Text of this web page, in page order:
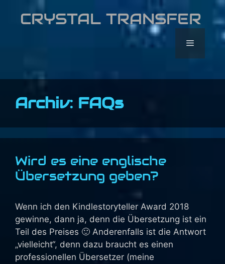
InhaltCRYSTAL TRANSFER
Archiv: FAQs
Wird es eine englische
Übersetzung geben?
Wenn ich den Kindlestoryteller Award 2018
gewinne, dann ja, denn die Übersetzung ist ein
Teil des Preises 🙂 Anderenfalls ist die Antwort
„vielleicht“, denn dazu braucht es einen
professionellen Übersetzer (meine